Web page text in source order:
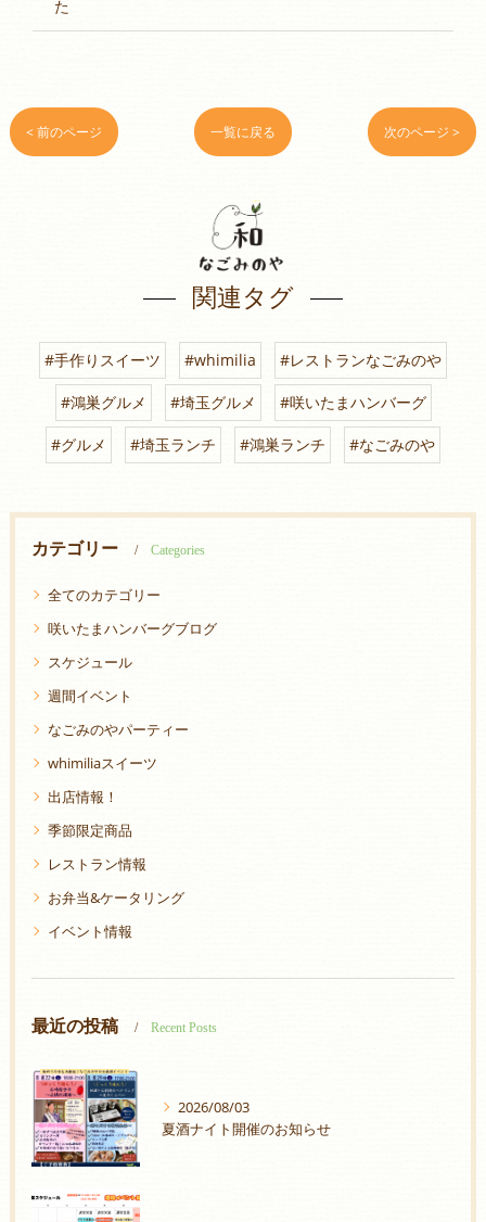
た
< 前のページ 一覧に戻る 次のページ >
関連タグ
#手作りスイーツ #whimilia #レストランなごみのや
#鴻巣グルメ #埼玉グルメ #咲いたまハンバーグ
#グルメ #埼玉ランチ #鴻巣ランチ #なごみのや
カテゴリー Categories
全てのカテゴリー
咲いたまハンバーグブログ
スケジュール
週間イベント
なごみのやパーティー
whimiliaスイーツ
出店情報！
季節限定商品
レストラン情報
お弁当&ケータリング
イベント情報
最近の投稿 Recent Posts
2026/08/03
夏酒ナイト開催のお知らせ